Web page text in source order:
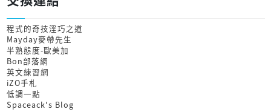
程式的奇技淫巧之道
Mayday麥帶先生
半熟態度-歐美加
Bon部落網
英文練習網
iZO手札
低調一點
Spaceack's Blog